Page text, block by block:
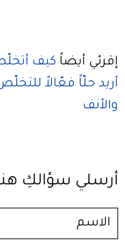
إقرئي أيضاً كيف
أريد حلّاً فعّالاً
والأنف
أرسلي سؤالكِ